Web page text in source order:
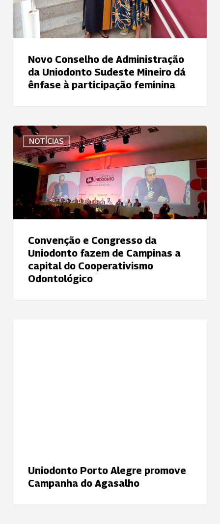
participação
feminina
Novo Conselho de Administração
da Uniodonto Sudeste Mineiro dá
ênfase à participação feminina
NOTÍCIAS
Convenção
Congresso
Uniodonto
fazem
de
Campinas
capital
Cooperativismo
Odontológico
Convenção e Congresso da
Uniodonto fazem de Campinas a
capital do Cooperativismo
Odontológico
Uniodonto Porto Alegre promove
Campanha do Agasalho